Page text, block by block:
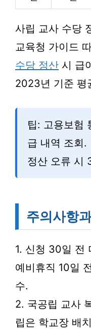
사립 교사 수당
교육청 가이드
수당 정산 시 급
2023년 기준 평
팁: 고용보험
급 내역 조회.
정산 오류 시
주의사항
1. 신청 30일 전
예비휴직 10일
수.
2. 국공립 교사
립은 학교장 배